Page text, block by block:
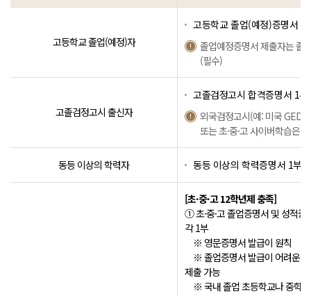
고등학교 졸업(예정)자
고등학교 졸업(예정)증명서 1
졸업예정증명서 제출자는 졸
(필수)
고졸검정고시 출신자
고졸검정고시 합격증명서 1부
외국검정고시(예: 미국 GED,
또는 초·중·고 사이버학습은
동등 이상의 학력자 동등 이상의 학력증명서 1부
[초·중·고 12학년제 충족]
① 초·중·고 졸업증명서 및 성적
각 1부
※ 영문증명서 발급이 원칙
※ 졸업증명서 발급이 어려운
제출 가능
※ 국내 졸업 초등학교나 중학